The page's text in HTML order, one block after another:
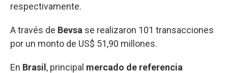
respectivamente.
A través de Bevsa se realizaron 101 transacciones
por un monto de US$ 51,90 millones.
En Brasil , principal mercado de referencia